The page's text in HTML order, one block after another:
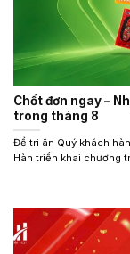
Chốt đơn ngay –
trong tháng 8
Để tri ân Quý khách
Hàn triển khai chương